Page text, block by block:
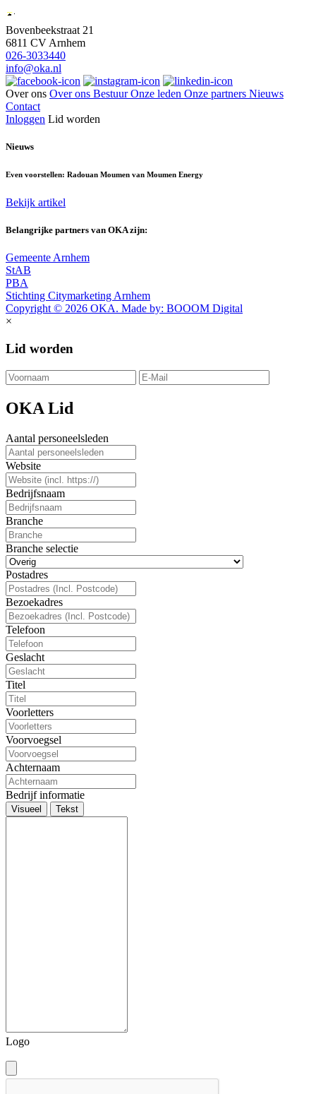
Bovenbeekstraat 21
6811 CV Arnhem
026-3033440
info@oka.nl
Over ons Over ons BestuurOnze leden Onze partners Nieuws
Contact
Inloggen Lid worden
Nieuws
Even voorstellen: Radouan Moumen van Moumen Energy
Bekijk artikel
Belangrijke partners van OKA zijn:
Gemeente Arnhem
StAB
PBA
Stichting Citymarketing Arnhem
Copyright © 2026 OKA. Made by: BOOOM Digital
×
Lid worden
OKA Lid
Aantal personeelsleden
Website
Bedrijfsnaam
Branche
Branche selectie
Postadres
Bezoekadres
Telefoon
Geslacht
Titel
Voorletters
Voorvoegsel
Achternaam
Bedrijf informatie
Visueel Tekst
Logo